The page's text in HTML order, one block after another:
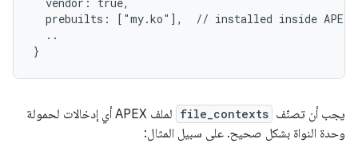
prebuilts: ["my.ko"],  // installed inside APEX
  ..
يجب أن تصنّف file_contexts
لملف APEX أي إدخالات لحمولة
وحدة النواة بشكل صحيح. على سبيل المثال: